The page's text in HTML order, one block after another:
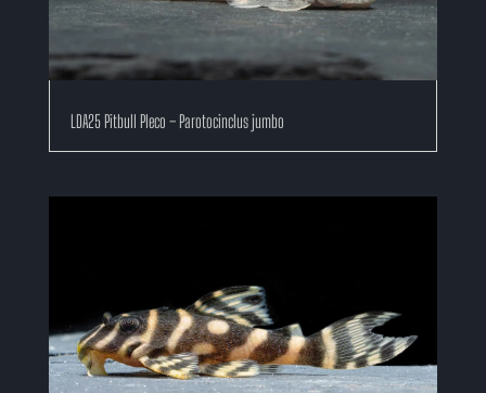
LDA25 Pitbull Pleco – Parotocinclus jumbo